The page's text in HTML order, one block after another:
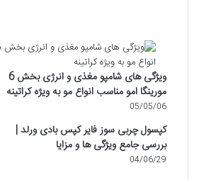
ویژگی های شامپو مغذی و انرژی بخش 6
مورینگا امو مناسب انواع مو به ویژه کراتینه
05/05/06
کپسول چربی سوز فایر کپس بادی ورلد |
بررسی جامع ویژگی ها و مزایا
04/06/29